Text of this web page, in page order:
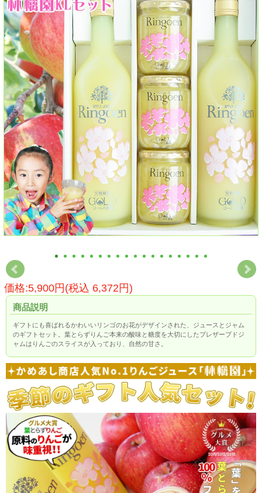
価格:5,900円(税込 6,372円)
商品説明
ギフトにも喜ばれるかわいいリンゴのお花がデザインされた、ジュースとジャム
のギフトセット。葉とらずりんご本来の酸味と糖度を大切にしたプレザーブドジ
ャムはりんごのスライスが入っており、自然の甘さ。